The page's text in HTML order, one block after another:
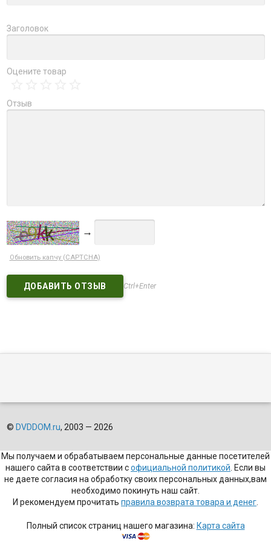
Заголовок
Оцените товар
Отзыв
→
Обновить капчу (CAPTCHA)
Ctrl+Enter
© DVDDOM.ru, 2003 — 2026
Мы получаем и обрабатываем персональные данные посетителей
нашего сайта в соответствии софициальной политикой . Если вы
не даете согласия на обработку своих персональных данных,вам
необходимо покинуть наш сайт.
И рекомендуем прочитать правила возврата товара и денег
Полный список страниц нашего магазина: Карта сайта